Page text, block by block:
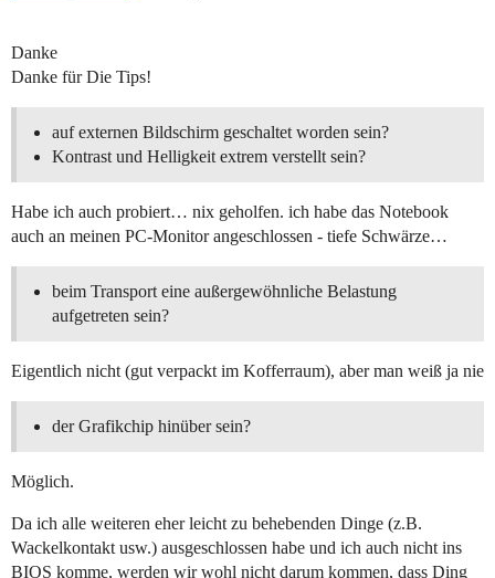
Danke
Danke für Die Tips!
auf externen Bildschirm geschaltet worden sein?
Kontrast und Helligkeit extrem verstellt sein?
Habe ich auch probiert… nix geholfen. ich habe das Notebook
auch an meinen PC-Monitor angeschlossen - tiefe Schwärze…
beim Transport eine außergewöhnliche Belastung
aufgetreten sein?
Eigentlich nicht (gut verpackt im Kofferraum), aber man weiß ja nie
der Grafikchip hinüber sein?
Möglich.
Da ich alle weiteren eher leicht zu behebenden Dinge (z.B.
Wackelkontakt usw.) ausgeschlossen habe und ich auch nicht ins
BIOS komme, werden wir wohl nicht darum kommen, dass Ding